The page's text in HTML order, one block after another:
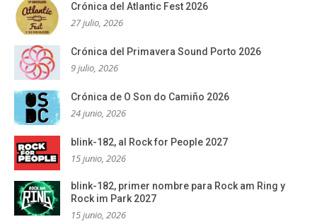
Crónica del Atlantic Fest 2026
27 julio, 2026
Crónica del Primavera Sound Porto 2026
9 julio, 2026
Crónica de O Son do Camiño 2026
24 junio, 2026
blink-182, al Rock for People 2027
15 junio, 2026
blink-182, primer nombre para Rock am Ring y
Rock im Park 2027
15 junio, 2026